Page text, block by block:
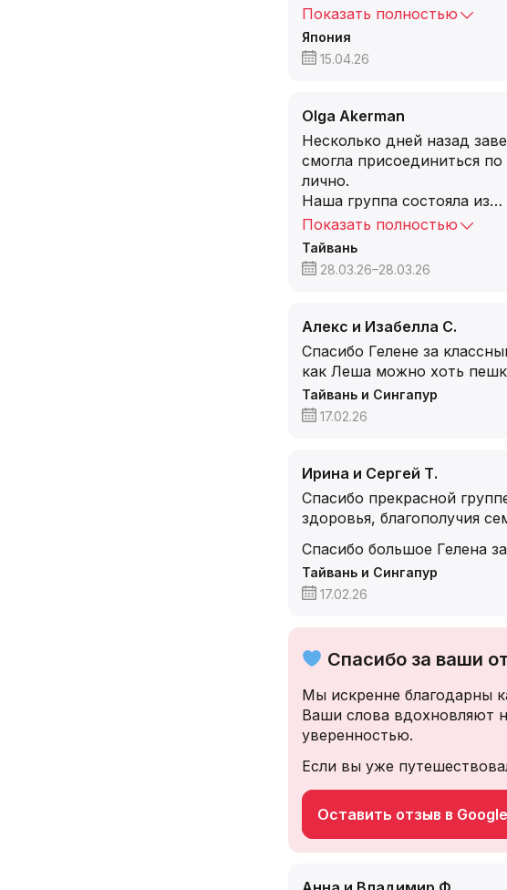
Показать полностью
Япония
15.04.26
Olga Akerman
Несколько дней назад
смогла присоединиться
лично.
Наша группа состояла из…
Показать полностью
Тайвань
28.03.26–28.03.26
Алекс и Изабелла С.
Спасибо Гелене за
как Леша можно хоть
Тайвань и Сингапур
17.02.26
Ирина и Сергей Т.
Спасибо прекрасной
здоровья, благополучия
Спасибо большое Гелена
Тайвань и Сингапур
17.02.26
Спасибо за ваши
Мы искренне благодарны
Ваши слова вдохновляют
уверенностью.
Если вы уже
Оставить отзыв в Google